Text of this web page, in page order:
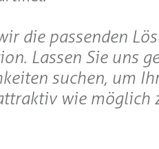
die passenden
Lassen Sie uns
suchen, um
wie möglich